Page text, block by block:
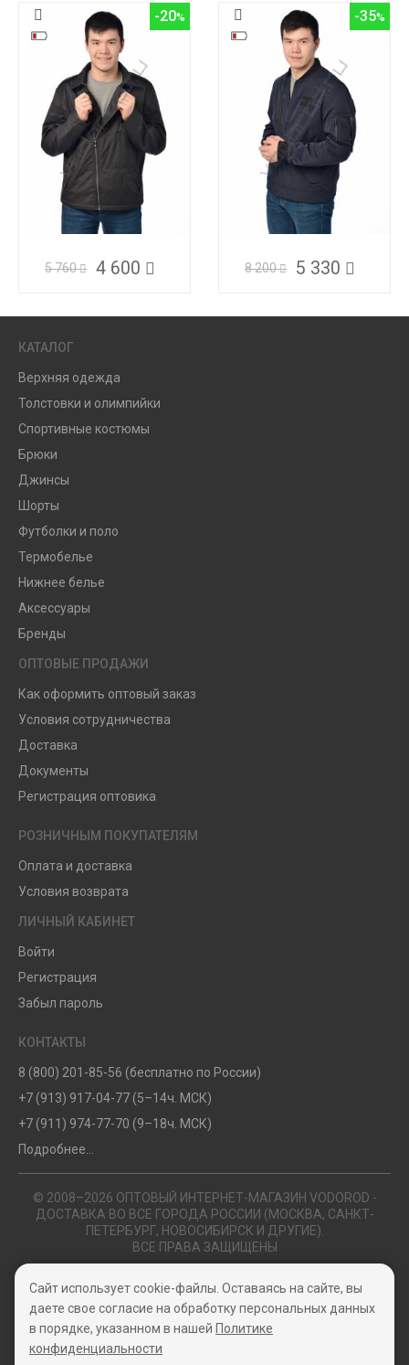
-20
5 760 4 600
-35
8 200 5 330
КАТАЛОГ
Верхняя одежда
Толстовки и олимпийки
Спортивные костюмы
Брюки
Джинсы
Шорты
Футболки и поло
Термобелье
Нижнее белье
Аксессуары
Бренды
ОПТОВЫЕ ПРОДАЖИ
Как оформить оптовый заказ
Условия сотрудничества
Доставка
Документы
Регистрация оптовика
РОЗНИЧНЫМ ПОКУПАТЕЛЯМ
Оплата и доставка
Условия возврата
ЛИЧНЫЙ КАБИНЕТ
Войти
Регистрация
Забыл пароль
КОНТАКТЫ
8 (800) 201-85-56 (бесплатно по России)
+7 (913) 917-04-77 (5–14ч. МСК)
+7 (911) 974-77-70 (9–18ч. МСК)
Подробнее...
© 2008–2026 ОПТОВЫЙ ИНТЕРНЕТ-МАГАЗИН VODOROD -
ДОСТАВКА ВО ВСЕ ГОРОДА РОССИИ (МОСКВА, САНКТ-
ПЕТЕРБУРГ, НОВОСИБИРСК И ДРУГИЕ).
ВСЕ ПРАВА ЗАЩИЩЕНЫ
Политика конфиденциальности
Пользовательское соглашение
Сайт использует cookie-файлы. Оставаясь на сайте, вы
даете свое согласие на обработку персональных данных
в порядке, указанном в нашей Политике
конфиденциальности